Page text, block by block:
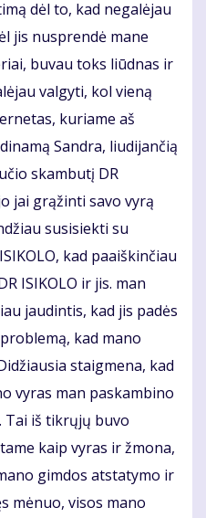
dėl to, kad negalėjau
jis nusprendė mane
buvau toks liūdnas ir
valgyti, kol vieną
kuriame aš
Sandra, liudijančią
skambutį DR
jai grąžinti savo vyrą
susisiekti su
kad paaiškinčiau
ISIKOLO ir jis. man
jaudintis, kad jis padės
kad mano
staigmena, kad
vyras man paskambino
Tai iš tikrųjų buvo
kaip vyras ir žmona,
gimdos atstatymo ir
mėnuo, visos mano